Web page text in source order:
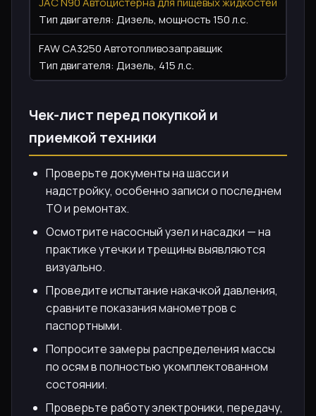
Тип двигателя: Дизель, мощность 150 л.с.
FAW CA3250 Автотопливозаправщик
Тип двигателя: Дизель, 415 л.с.
Чек-лист перед покупкой и
приемкой техники
Проверьте документы на шасси и
надстройку, особенно записи о последнем
ТО и ремонтах.
Осмотрите насосный узел и насадки — на
практике утечки и трещины выявляются
визуально.
Проведите испытание накачкой давления,
сравните показания манометров с
паспортными.
Попросите замеры распределения массы
по осям в полностью укомплектованном
состоянии.
Проверьте работу электроники, передачу,